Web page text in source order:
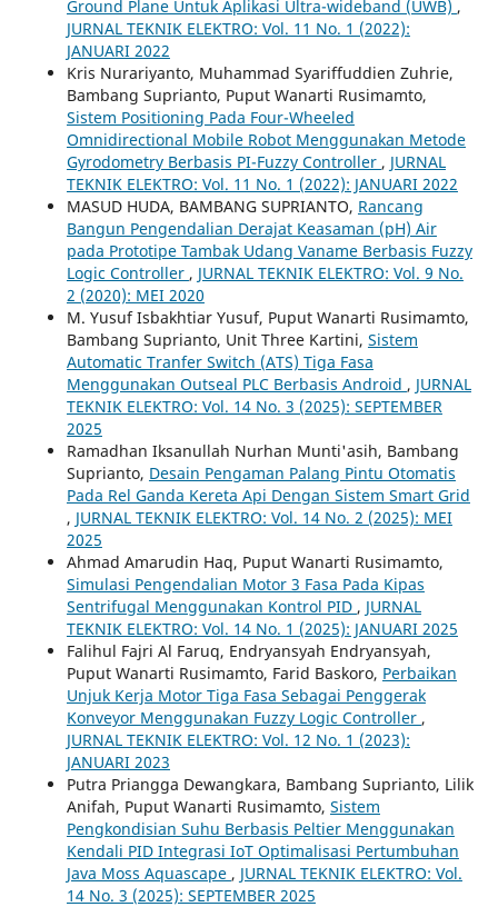
Ground Plane Untuk Aplikasi Ultra-wideband (UWB) ,
JURNAL TEKNIK ELEKTRO: Vol. 11 No. 1 (2022):
JANUARI 2022
Kris Nurariyanto, Muhammad Syariffuddien Zuhrie,
Bambang Suprianto, Puput Wanarti Rusimamto,
Sistem Positioning Pada Four-Wheeled
Omnidirectional Mobile Robot Menggunakan Metode
Gyrodometry Berbasis PI-Fuzzy Controller , JURNAL
TEKNIK ELEKTRO: Vol. 11 No. 1 (2022): JANUARI 2022
MASUD HUDA, BAMBANG SUPRIANTO, Rancang
Bangun Pengendalian Derajat Keasaman (pH) Air
pada Prototipe Tambak Udang Vaname Berbasis Fuzzy
Logic Controller , JURNAL TEKNIK ELEKTRO: Vol. 9 No.
2 (2020): MEI 2020
M. Yusuf Isbakhtiar Yusuf, Puput Wanarti Rusimamto,
Bambang Suprianto, Unit Three Kartini, Sistem
Automatic Tranfer Switch (ATS) Tiga Fasa
Menggunakan Outseal PLC Berbasis Android , JURNAL
TEKNIK ELEKTRO: Vol. 14 No. 3 (2025): SEPTEMBER
2025
Ramadhan Iksanullah Nurhan Munti'asih, Bambang
Suprianto, Desain Pengaman Palang Pintu Otomatis
Pada Rel Ganda Kereta Api Dengan Sistem Smart Grid
, JURNAL TEKNIK ELEKTRO: Vol. 14 No. 2 (2025): MEI
2025
Ahmad Amarudin Haq, Puput Wanarti Rusimamto,
Simulasi Pengendalian Motor 3 Fasa Pada Kipas
Sentrifugal Menggunakan Kontrol PID , JURNAL
TEKNIK ELEKTRO: Vol. 14 No. 1 (2025): JANUARI 2025
Falihul Fajri Al Faruq, Endryansyah Endryansyah,
Puput Wanarti Rusimamto, Farid Baskoro, Perbaikan
Unjuk Kerja Motor Tiga Fasa Sebagai Penggerak
Konveyor Menggunakan Fuzzy Logic Controller ,
JURNAL TEKNIK ELEKTRO: Vol. 12 No. 1 (2023):
JANUARI 2023
Putra Priangga Dewangkara, Bambang Suprianto, Lilik
Anifah, Puput Wanarti Rusimamto, Sistem
Pengkondisian Suhu Berbasis Peltier Menggunakan
Kendali PID Integrasi IoT Optimalisasi Pertumbuhan
Java Moss Aquascape , JURNAL TEKNIK ELEKTRO: Vol.
14 No. 3 (2025): SEPTEMBER 2025